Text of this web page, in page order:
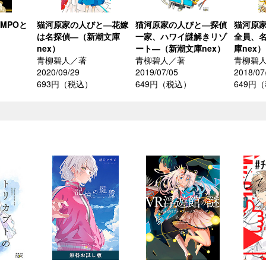
と
猫河原家の人びと―花嫁
は名探偵―（新潮文庫
nex）
青柳碧人／著
2020/09/29
693円（税込）
猫河原家の人びと―探偵
一家、ハワイ謎解きリゾ
ート―（新潮文庫nex）
青柳碧人／著
2019/07/05
649円（税込）
猫河原
全員、
庫nex）
青柳碧
2018/
649円